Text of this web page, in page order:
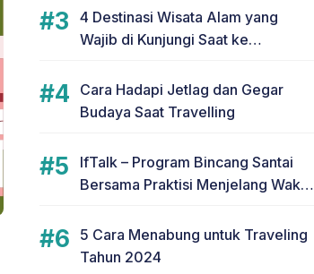
4 Destinasi Wisata Alam yang
Wajib di Kunjungi Saat ke
Cara Hadapi Jetlag dan Gegar
Budaya Saat Travelling
IfTalk – Program Bincang Santai
Bersama Praktisi Menjelang Waktu
5 Cara Menabung untuk Traveling
Tahun 2024